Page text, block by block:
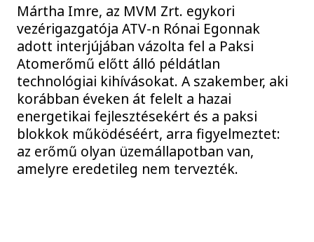
Mártha Imre, az MVM Zrt. egykori
vezérigazgatója ATV-n Rónai Egonnak
adott interjújában vázolta fel a Paksi
Atomerőmű előtt álló példátlan
technológiai kihívásokat. A szakember, aki
korábban éveken át felelt a hazai
energetikai fejlesztésekért és a paksi
blokkok működéséért, arra figyelmeztet:
az erőmű olyan üzemállapotban van,
amelyre eredetileg nem tervezték.